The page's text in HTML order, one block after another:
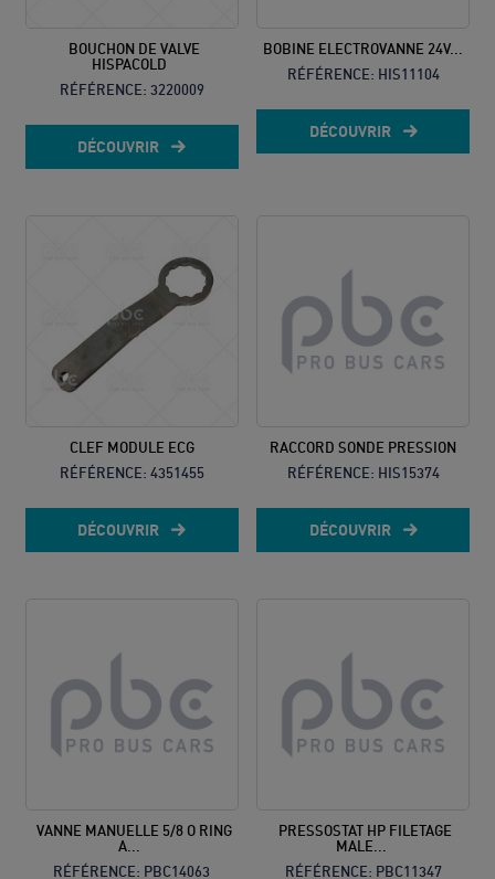
BOUCHON DE VALVE
HISPACOLD
RÉFÉRENCE: 3220009
DÉCOUVRIR
BOBINE ELECTROVANNE 24V...
RÉFÉRENCE: HIS11104
DÉCOUVRIR
CLEF MODULE ECG
RÉFÉRENCE: 4351455
DÉCOUVRIR
RACCORD SONDE PRESSION
RÉFÉRENCE: HIS15374
DÉCOUVRIR
VANNE MANUELLE 5/8 O RING
A...
RÉFÉRENCE: PBC14063
PRESSOSTAT HP FILETAGE
MALE...
RÉFÉRENCE: PBC11347